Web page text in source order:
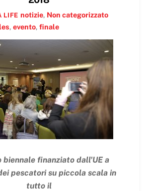
LIFE notizie, Non categorizzato
, evento, finale
biennale finanziato dall'UE a
pescatori su piccola scala in
tutto il